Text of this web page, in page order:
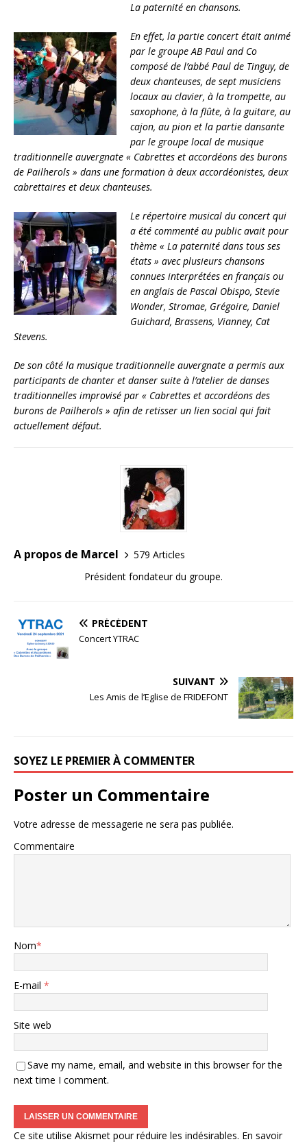
La paternité en chansons.
En effet, la partie concert était animé
par le groupe AB Paul and Co
composé de l’abbé Paul de Tinguy, de
deux chanteuses, de sept musiciens
locaux au clavier, à la trompette, au
saxophone, à la flûte, à la guitare, au
cajon, au pion et la partie dansante
par le groupe local de musique
traditionnelle auvergnate « Cabrettes et accordéons des burons
de Pailherols » dans une formation à deux accordéonistes, deux
cabrettaires et deux chanteuses.
Le répertoire musical du concert qui
a été commenté au public avait pour
thème « La paternité dans tous ses
états » avec plusieurs chansons
connues interprétées en français ou
en anglais de Pascal Obispo, Stevie
Wonder, Stromae, Grégoire, Daniel
Guichard, Brassens, Vianney, Cat
Stevens.
De son côté la musique traditionnelle auvergnate a permis aux
participants de chanter et danser suite à l’atelier de danses
traditionnelles improvisé par « Cabrettes et accordéons des
burons de Pailherols » afin de retisser un lien social qui fait
actuellement défaut.
A propos de Marcel
579 Articles
Président fondateur du groupe.
PRÉCÉDENT
Concert YTRAC
SUIVANT
Les Amis de l’Eglise de FRIDEFONT
SOYEZ LE PREMIER À COMMENTER
Poster un Commentaire
Votre adresse de messagerie ne sera pas publiée.
Commentaire
Nom*
E-mail *
Site web
Save my name, email, and website in this browser for the
next time I comment.
Ce site utilise Akismet pour réduire les indésirables. En savoir